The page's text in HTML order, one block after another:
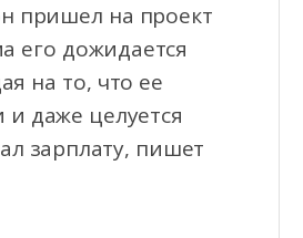
пришел на проект
его дожидается
на то, что ее
даже целуется
зарплату, пишет